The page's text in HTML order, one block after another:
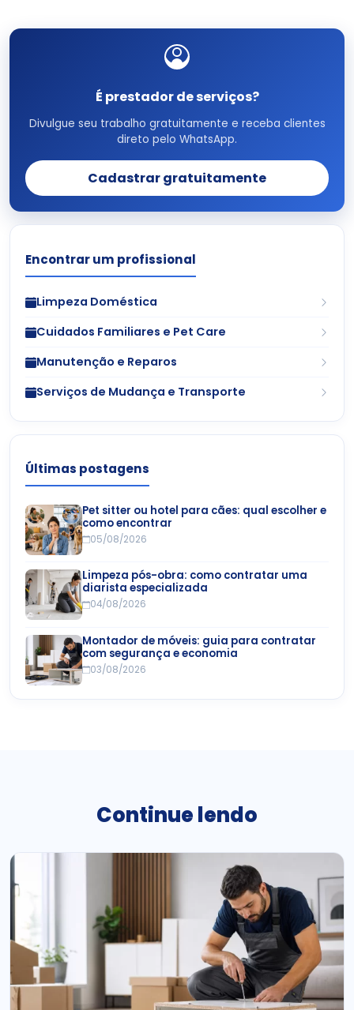
É prestador de serviços?
Divulgue seu trabalho gratuitamente e receba clientes
direto pelo WhatsApp.
Cadastrar gratuitamente
Encontrar um profissional
Limpeza Doméstica
Cuidados Familiares e Pet Care
Manutenção e Reparos
Serviços de Mudança e Transporte
Últimas postagens
Pet sitter ou hotel para cães: qual escolher e
como encontrar
05/08/2026
Limpeza pós-obra: como contratar uma
diarista especializada
04/08/2026
Montador de móveis: guia para contratar
com segurança e economia
03/08/2026
Continue lendo